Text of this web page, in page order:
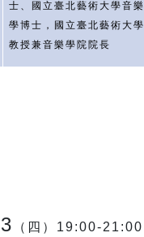
士、國立臺北藝術大學音樂
學博士，國立臺北藝術大學
教授兼音樂學院院長
（四）19:00-21:00